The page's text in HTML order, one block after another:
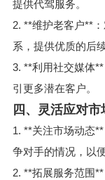
提供代驾服务。
2. **维护老客户**
系，提供优质的后
3. **利用社交媒体
引更多潜在客户。
四、灵活应对市
1. **关注市场动态
争对手的情况，以
2. **拓展服务范围